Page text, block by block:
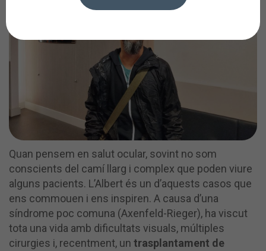
Quan pensem en salut ocular, sovint no som
conscients del camí llarg i complex que poden viure
alguns pacients. L’Albert és un d’aquests casos que
ens commouen i ens inspiren. A causa d’una
síndrome poc comuna (Axenfeld-Rieger), ha viscut
tota una vida amb dificultats visuals, múltiples
cirurgies i, recentment, un trasplantament de